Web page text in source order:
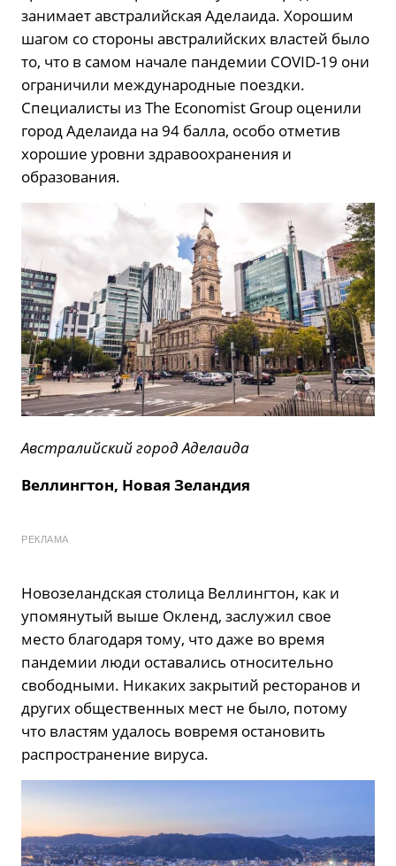
занимает австралийская Аделаида. Хорошим
шагом со стороны австралийских властей было
то, что в самом начале пандемии COVID-19 они
ограничили международные поездки.
Специалисты из The Economist Group оценили
город Аделаида на 94 балла, особо отметив
хорошие уровни здравоохранения и
образования.
Австралийский город Аделаида
Веллингтон, Новая Зеландия
РЕКЛАМА
Новозеландская столица Веллингтон, как и
упомянутый выше Окленд, заслужил свое
место благодаря тому, что даже во время
пандемии люди оставались относительно
свободными. Никаких закрытий ресторанов и
других общественных мест не было, потому
что властям удалось вовремя остановить
распространение вируса.